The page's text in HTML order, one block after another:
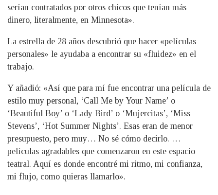
serían contratados por otros chicos que tenían más
dinero, literalmente, en Minnesota».
La estrella de 28 años descubrió que hacer «películas
personales» le ayudaba a encontrar su «fluidez» en el
trabajo.
Y añadió: «Así que para mí fue encontrar una película de
estilo muy personal, ‘Call Me by Your Name’ o
‘Beautiful Boy’ o ‘Lady Bird’ o ‘Mujercitas’, ‘Miss
Stevens’, ‘Hot Summer Nights’. Esas eran de menor
presupuesto, pero muy… No sé cómo decirlo. …
películas agradables que comenzaron en este espacio
teatral. Aquí es donde encontré mi ritmo, mi confianza,
mi flujo, como quieras llamarlo».